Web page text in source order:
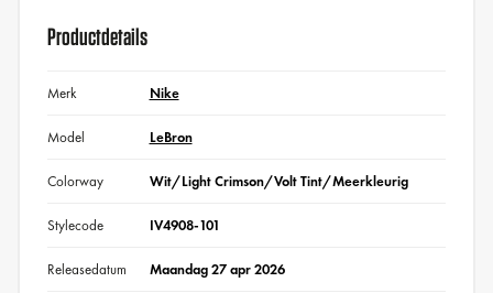
Productdetails
Merk Nike
Model LeBron
Colorway Wit/Light Crimson/Volt Tint/Meerkleurig
Stylecode IV4908-101
Releasedatum Maandag 27 apr 2026